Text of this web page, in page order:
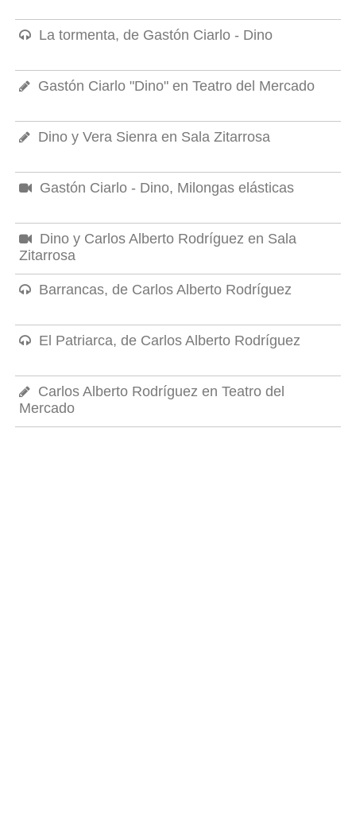
La tormenta, de Gastón Ciarlo - Dino
Gastón Ciarlo "Dino" en Teatro del Mercado
Dino y Vera Sienra en Sala Zitarrosa
Gastón Ciarlo - Dino, Milongas elásticas
Dino y Carlos Alberto Rodríguez en Sala
Zitarrosa
Barrancas, de Carlos Alberto Rodríguez
El Patriarca, de Carlos Alberto Rodríguez
Carlos Alberto Rodríguez en Teatro del
Mercado